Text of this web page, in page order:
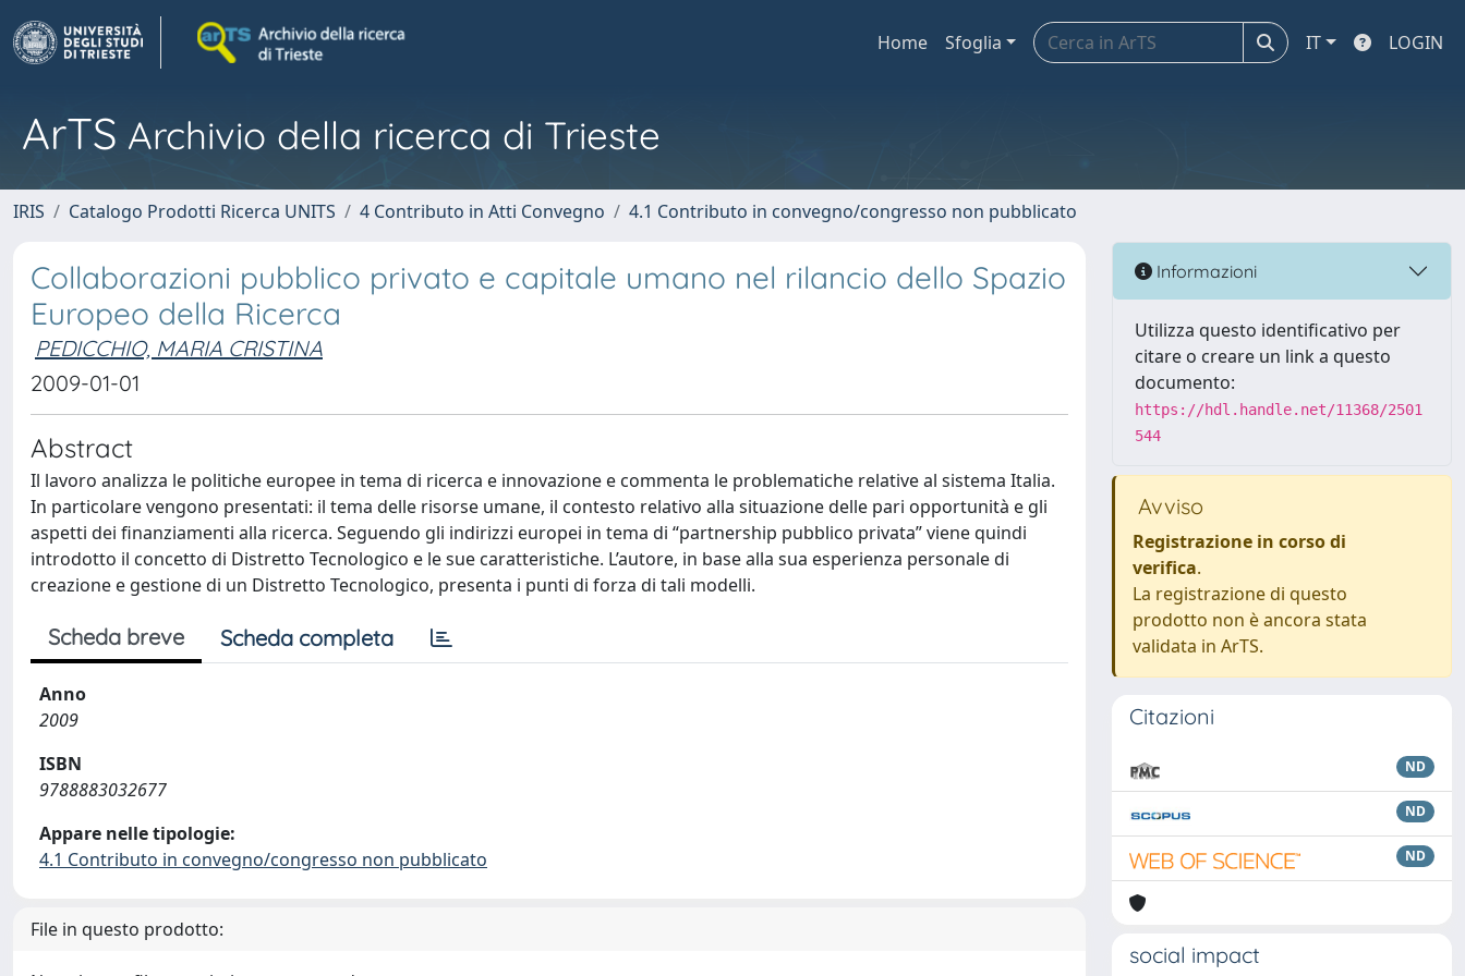
Home Sfoglia IT LOGIN
ArTS Archivio della ricerca di Trieste
IRIS Catalogo Prodotti Ricerca UNITS 4 Contributo in Atti Convegno 4.1 Contributo in convegno/congresso non pubblicato
Collaborazioni pubblico privato e capitale umano nel rilancio dello Spazio
Europeo della Ricerca
PEDICCHIO, MARIA CRISTINA
2009-01-01
Abstract
Il lavoro analizza le politiche europee in tema di ricerca e innovazione e commenta le problematiche relative al sistema Italia.
In particolare vengono presentati: il tema delle risorse umane, il contesto relativo alla situazione delle pari opportunità e gli
aspetti dei finanziamenti alla ricerca. Seguendo gli indirizzi europei in tema di “partnership pubblico privata” viene quindi
introdotto il concetto di Distretto Tecnologico e le sue caratteristiche. L’autore, in base alla sua esperienza personale di
creazione e gestione di un Distretto Tecnologico, presenta i punti di forza di tali modelli.
Scheda breve Scheda completa
Anno
2009
ISBN
9788883032677
Appare nelle tipologie:
4.1 Contributo in convegno/congresso non pubblicato
File in questo prodotto:
Informazioni
Utilizza questo identificativo per
citare o creare un link a questo
documento:
https://hdl.handle.net/11368/2501
544
Avviso
Registrazione in corso di
verifica.
La registrazione di questo
prodotto non è ancora stata
validata in ArTS.
Citazioni
ND
ND
ND
social impact